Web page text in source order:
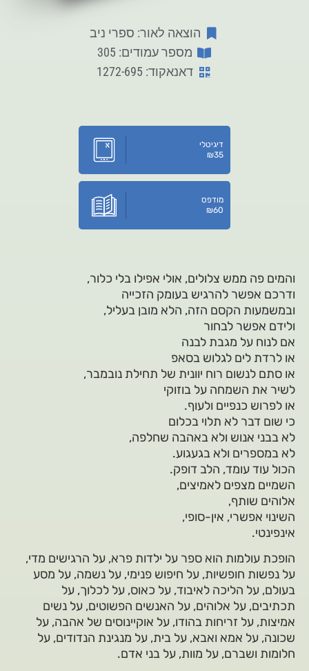
הוצאה לאור: ספרי ניב
מספר עמודים: 305
דאנאקוד: 1272-695
דיגיטלי
₪35
מודפס
₪60
והמים פה ממש צלולים, אולי אפילו בלי כלור,
ודרכם אפשר להרגיש בעומק הזכייה
ובמשמעות הקסם הזה, הלא מובן בעליל,
ולידם אפשר לבחור
אם לנוח על מגבת לבנה
או לרדת לים לגלוש בסאפ
או סתם לנשום רוח יוונית של תחילת נובמבר,
לשיר את השמחה על בוזוקי
או לפרוש כנפיים ולעוף.
כי שום דבר לא תלוי בכלום
לא בבני אנוש ולא באהבה שחלפה,
לא במספרים ולא בגעגוע.
הכול עוד עומד, הלב דופק.
השמיים מצפים לאמיצים,
אלוהים שותף,
השינוי אפשרי, אין-סופי,
אינפינטי.
הופכת עולמות הוא ספר על ילדות פרא, על הרגישים מדי,
על נפשות חופשיות, על חיפוש פנימי, על נשמה, על מסע
בעולם, על הליכה לאיבוד, על כאוס, על לכלוך, על
תכתיבים, על אלוהים, על האנשים הפשוטים, על נשים
אמיצות, על זריחות בהודו, על אוקיינוסים של אהבה, על
שכונה, על אמא ואבא, על בית, על מנגינת הנדודים, על
חלומות ושברם, על מוות, על בני אדם.